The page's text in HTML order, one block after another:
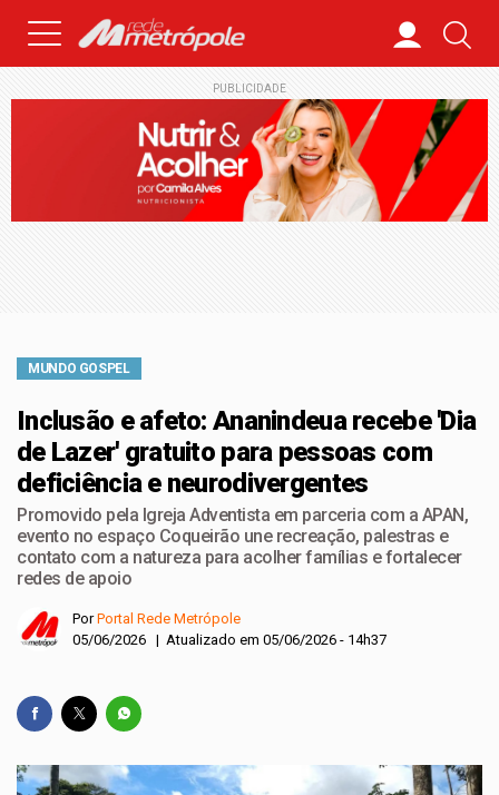
PUBLICIDADE
MUNDO GOSPEL
Inclusão e afeto: Ananindeua recebe 'Dia
de Lazer' gratuito para pessoas com
deficiência e neurodivergentes
Promovido pela Igreja Adventista em parceria com a APAN,
evento no espaço Coqueirão une recreação, palestras e
contato com a natureza para acolher famílias e fortalecer
redes de apoio
PorPortal Rede Metrópole
05/06/2026 | Atualizado em 05/06/2026 - 14h37